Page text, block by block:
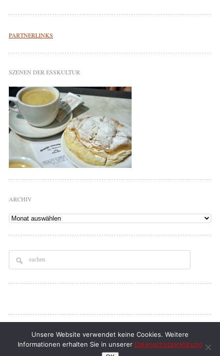
PARTNERLINKS
SZENEN DER ESSKULTUR
ARCHIV
Archiv
Copyright © 2026Tellerrand. All rights Reserved.
klaus d. doll| full service webdesign
Unsere Website verwendet keine Cookies. Weitere
Informationen erhalten Sie in unserer Datenschutzerklärung